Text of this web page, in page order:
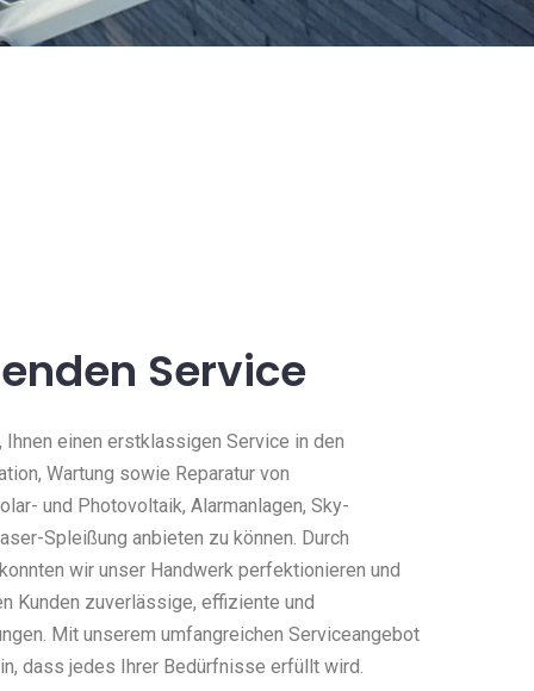
Service
einen erstklassigen Service in den
Wartung sowie Reparatur von
und Photovoltaik, Alarmanlagen, Sky-
Spleißung anbieten zu können. Durch
wir unser Handwerk perfektionieren und
Kunden zuverlässige, effiziente und
Mit unserem umfangreichen Serviceangebot
dass jedes Ihrer Bedürfnisse erfüllt wird.